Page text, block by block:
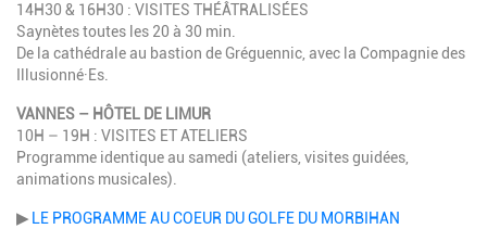
14H30 & 16H30 : VISITES THÉÂTRALISÉES
Saynètes toutes les 20 à 30 min.
De la cathédrale au bastion de Gréguennic, avec la Compagnie des
Illusionné·Es.
VANNES – HÔTEL DE LIMUR
10H – 19H : VISITES ET ATELIERS
Programme identique au samedi (ateliers, visites guidées,
animations musicales).
▶ LE PROGRAMME AU COEUR DU GOLFE DU MORBIHAN